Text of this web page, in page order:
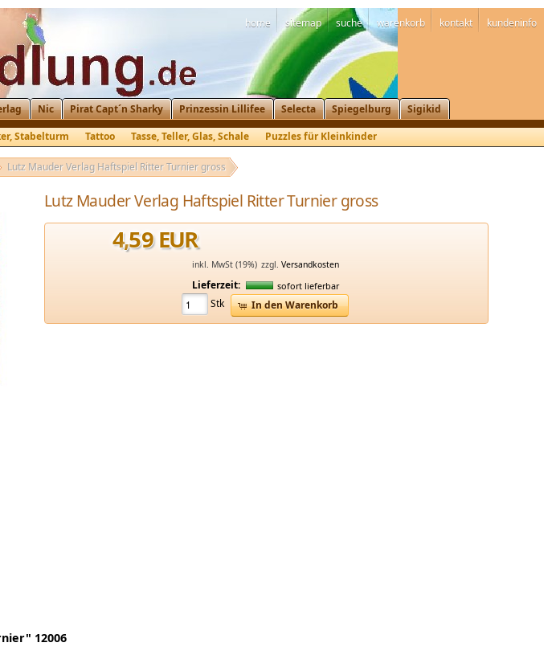
home sitemap suche warenkorb kontakt kundeninfo
Nic Pirat Capt´n Sharky Prinzessin Lillifee Selecta Spiegelburg
Sigikid
Stabelturm Tattoo Tasse, Teller, Glas, Schale
Puzzles für Kleinkinder
Lutz Mauder Verlag Haftspiel Ritter Turnier gross
Lutz Mauder Verlag Haftspiel Ritter Turnier gross
4,59EUR
inkl. MwSt (19%) zzgl. Versandkosten
Lieferzeit: sofort lieferbar
Stk In den Warenkorb
12006